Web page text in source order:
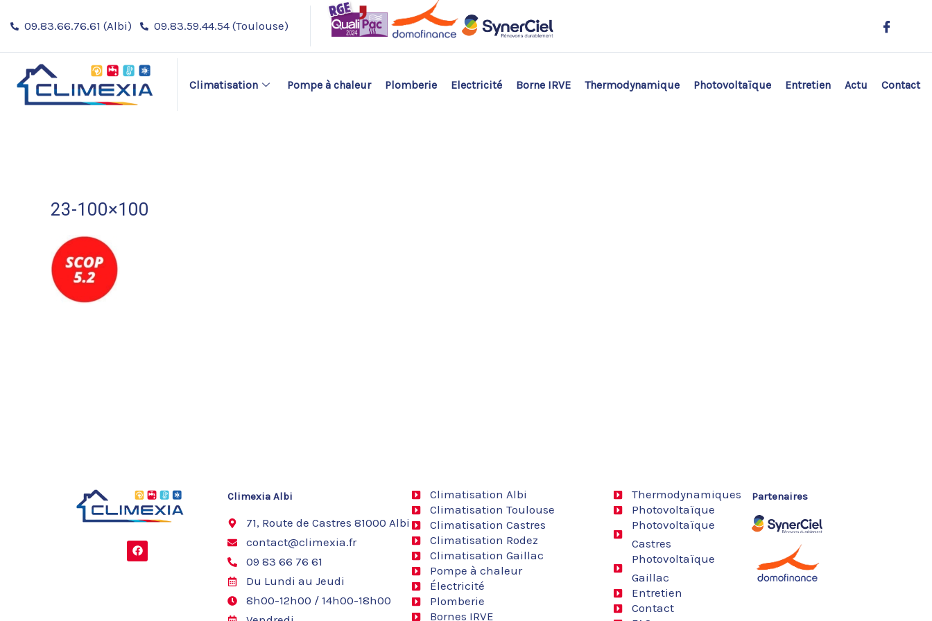
au
09.83.66.76.61 (Albi) 09.83.59.44.54 (Toulouse)
Climatisation Pompe à chaleur Plomberie Electricité Borne IRVE Thermodynamique Photovoltaïque Entretien Actu Contact
23-100×100
F
a
c
Climexia Albi
71, Route de Castres 81000 Albi
contact@climexia.fr
09 83 66 76 61
Du Lundi au Jeudi
8h00-12h00 / 14h00-18h00
Climatisation Albi
Climatisation Toulouse
Climatisation Castres
Climatisation Rodez
Climatisation Gaillac
Pompe à chaleur
Électricité
Plomberie
Bornes IRVE
Thermodynamiques
Photovoltaïque
Photovoltaïque
Castres
Photovoltaïque
Gaillac
Entretien
Contact
Partenaires